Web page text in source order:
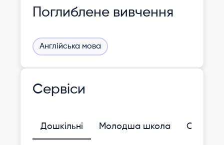
Поглиблене вивчення
Англійська мова
Сервіси
Дошкільні Молодша школа